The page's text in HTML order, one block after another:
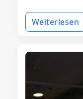
Weiterlesen